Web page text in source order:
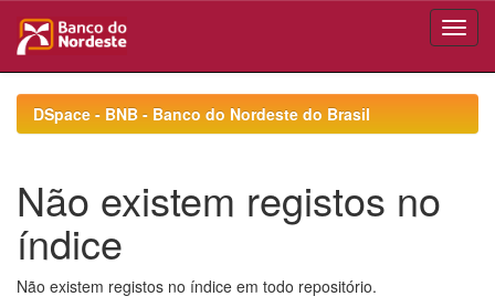
navigationDSpace - BNB - Banco do Nordeste do Brasil
Não existem registos no
índice
Não existem registos no índice em todo repositório.